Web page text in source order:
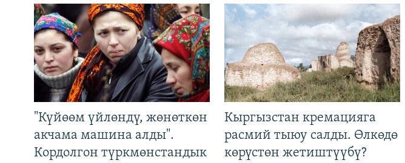
"Күйөөм үйлөндү, жөнөткөн
акчама машина алды".
Кордолгон түркмөнстандык
Кыргызстан кремацияга
расмий тыюу салды. Өлкөдө
көрүстөн жетиштүүбү?